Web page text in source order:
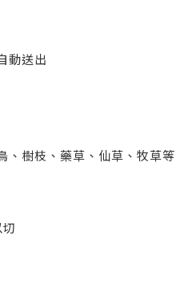
動送出
、樹枝、藥草、仙草、牧草等